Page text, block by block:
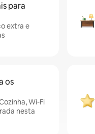
para
extra e
os
Wi-Fi
nesta